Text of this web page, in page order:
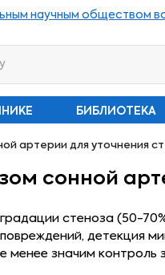
научным обществом
БИБЛИОТЕКА
артерии для уточнения
сонной
стеноза (50-
детекция
значим контроль